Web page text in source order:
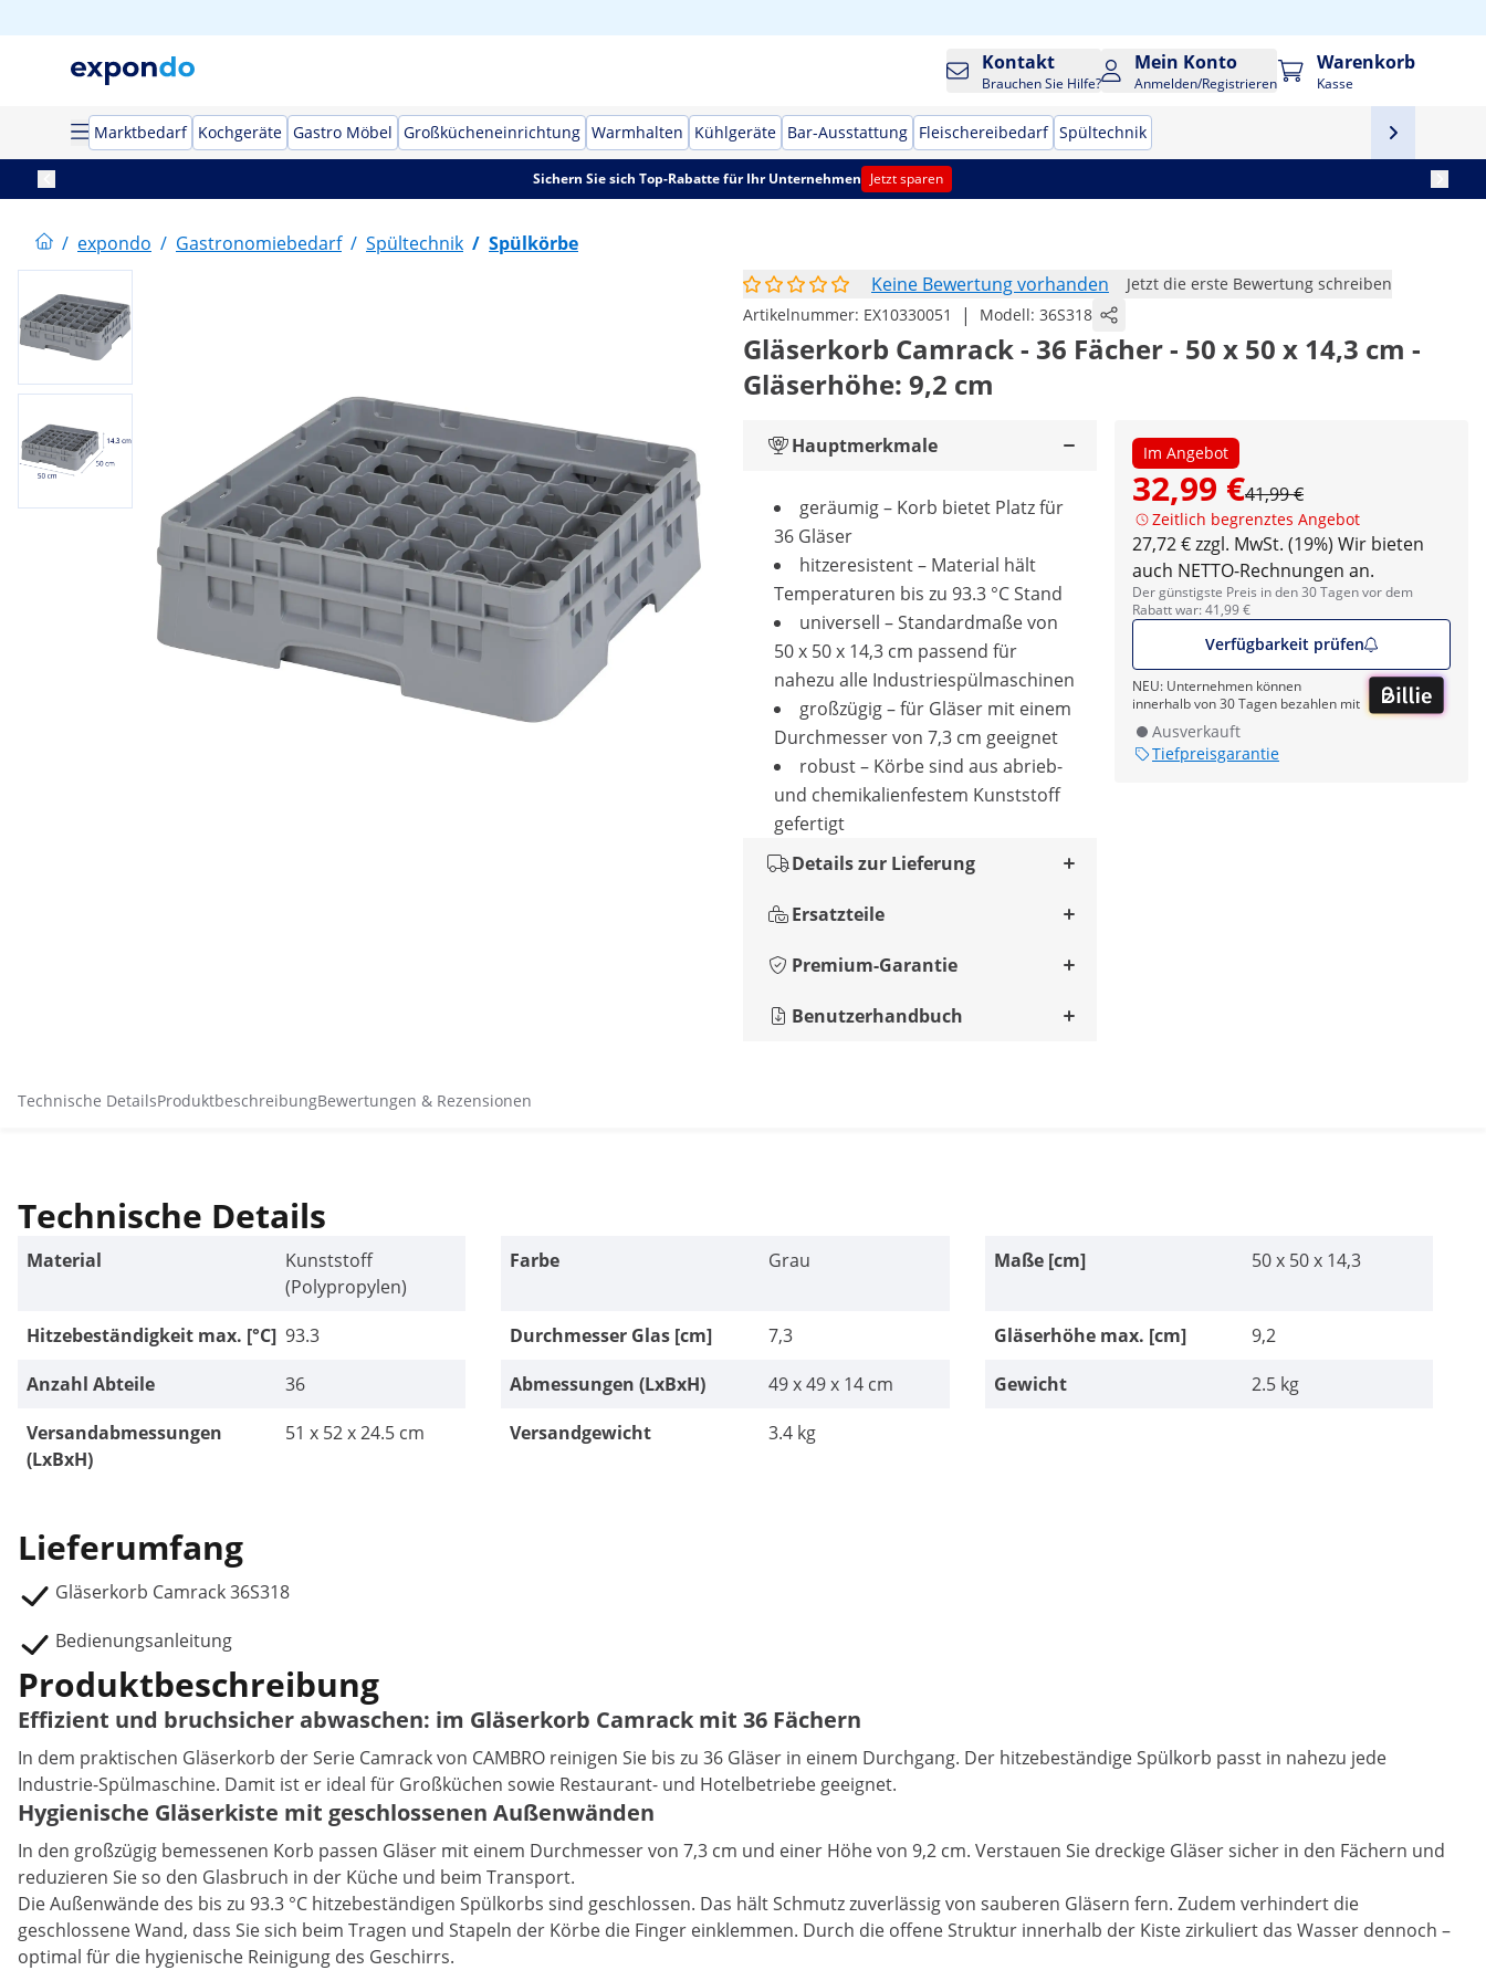
Kontakt
Brauchen Sie Hilfe?
Mein Konto
Anmelden/Registrieren
Warenkorb
Kasse
Marktbedarf Kochgeräte Gastro Möbel Großkücheneinrichtung Warmhalten Kühlgeräte Bar-Ausstattung Fleischereibedarf Spültechnik
Sichern Sie sich Top-Rabatte für Ihr Unternehmen Jetzt sparen
/ expondo / Gastronomiebedarf / Spültechnik / Spülkörbe
Keine Bewertung vorhanden
Jetzt die erste Bewertung schreiben
Artikelnummer: EX10330051 | Modell: 36S318
Gläserkorb Camrack - 36 Fächer - 50 x 50 x 14,3 cm -
Gläserhöhe: 9,2 cm
Im Angebot
32,99 €41,99 €
Zeitlich begrenztes Angebot
27,72 € zzgl. MwSt. (19%) Wir bieten
auch NETTO-Rechnungen an.
Der günstigste Preis in den 30 Tagen vor dem
Rabatt war: 41,99 €
Verfügbarkeit prüfen
NEU: Unternehmen können
innerhalb von 30 Tagen bezahlen mit
Ausverkauft
Tiefpreisgarantie
Hauptmerkmale
geräumig – Korb bietet Platz für
36 Gläser
hitzeresistent – Material hält
Temperaturen bis zu 93.3 °C Stand
universell – Standardmaße von
50 x 50 x 14,3 cm passend für
nahezu alle Industriespülmaschinen
großzügig – für Gläser mit einem
Durchmesser von 7,3 cm geeignet
robust – Körbe sind aus abrieb-
und chemikalienfestem Kunststoff
gefertigt
Details zur Lieferung
Ersatzteile
Premium-Garantie
Benutzerhandbuch
Technische DetailsProduktbeschreibungBewertungen & Rezensionen
Technische Details
Material
Kunststoff
(Polypropylen)
Farbe Grau Maße [cm] 50 x 50 x 14,3
Hitzebeständigkeit max. [°C] 93.3 Durchmesser Glas [cm] 7,3 Gläserhöhe max. [cm]
9,2
Anzahl Abteile
36 Abmessungen (LxBxH) 49 x 49 x 14 cm Gewicht
2.5 kg
Versandabmessungen
(LxBxH)
51 x 52 x 24.5 cm Versandgewicht 3.4 kg
Lieferumfang
Gläserkorb Camrack 36S318
Bedienungsanleitung
Produktbeschreibung
Effizient und bruchsicher abwaschen: im Gläserkorb Camrack mit 36 Fächern
In dem praktischen Gläserkorb der Serie Camrack von CAMBRO reinigen Sie bis zu 36 Gläser in einem Durchgang. Der hitzebeständige Spülkorb passt in nahezu jede
Industrie-Spülmaschine. Damit ist er ideal für Großküchen sowie Restaurant- und Hotelbetriebe geeignet.
Hygienische Gläserkiste mit geschlossenen Außenwänden
In den großzügig bemessenen Korb passen Gläser mit einem Durchmesser von 7,3 cm und einer Höhe von 9,2 cm. Verstauen Sie dreckige Gläser sicher in den Fächern und
reduzieren Sie so den Glasbruch in der Küche und beim Transport.
Die Außenwände des bis zu 93.3 °C hitzebeständigen Spülkorbs sind geschlossen. Das hält Schmutz zuverlässig von sauberen Gläsern fern. Zudem verhindert die
geschlossene Wand, dass Sie sich beim Tragen und Stapeln der Körbe die Finger einklemmen. Durch die offene Struktur innerhalb der Kiste zirkuliert das Wasser dennoch –
optimal für die hygienische Reinigung des Geschirrs.